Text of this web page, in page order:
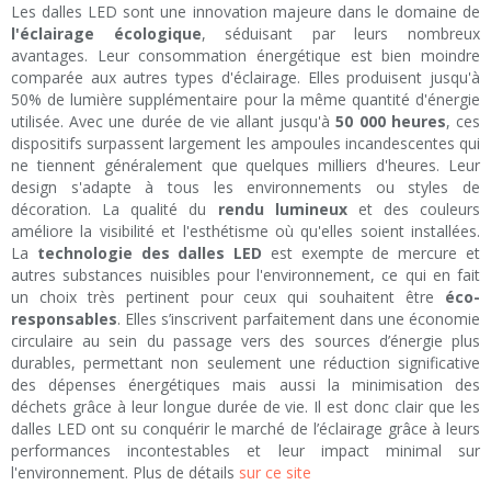
Les dalles LED sont une innovation majeure dans le domaine de
l'éclairage écologique, séduisant par leurs nombreux
avantages. Leur consommation énergétique est bien moindre
comparée aux autres types d'éclairage. Elles produisent jusqu'à
50% de lumière supplémentaire pour la même quantité d'énergie
utilisée. Avec une durée de vie allant jusqu'à50 000 heures, ces
dispositifs surpassent largement les ampoules incandescentes qui
ne tiennent généralement que quelques milliers d'heures. Leur
design s'adapte à tous les environnements ou styles de
décoration. La qualité du rendu lumineuxet des couleurs
améliore la visibilité et l'esthétisme où qu'elles soient installées.
La technologie des dalles LED est exempte de mercure et
autres substances nuisibles pour l'environnement, ce qui en fait
un choix très pertinent pour ceux qui souhaitent être éco-
responsables. Elles s’inscrivent parfaitement dans une économie
circulaire au sein du passage vers des sources d’énergie plus
durables, permettant non seulement une réduction significative
des dépenses énergétiques mais aussi la minimisation des
déchets grâce à leur longue durée de vie. Il est donc clair que les
dalles LED ont su conquérir le marché de l’éclairage grâce à leurs
performances incontestables et leur impact minimal sur
l'environnement. Plus de détails sur ce site